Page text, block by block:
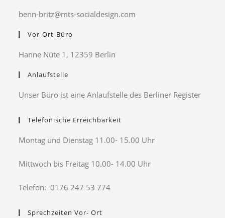
benn-britz@mts-socialdesign.com
Vor-Ort-Büro
Hanne Nüte 1, 12359 Berlin
Anlaufstelle
Unser Büro ist eine Anlaufstelle des Berliner Register
Telefonische Erreichbarkeit
Montag und Dienstag 11.00- 15.00 Uhr
Mittwoch bis Freitag 10.00- 14.00 Uhr
Telefon: 0176 247 53 774
Sprechzeiten Vor- Ort